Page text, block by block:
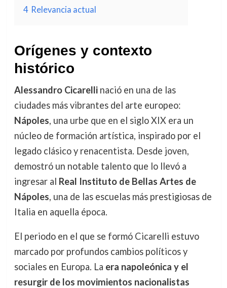
4 Relevancia actual
Orígenes y contexto
histórico
Alessandro Cicarellinació en una de las
ciudades más vibrantes del arte europeo:
Nápoles, una urbe que en el siglo XIX era un
núcleo de formación artística, inspirado por el
legado clásico y renacentista. Desde joven,
demostró un notable talento que lo llevó a
ingresar al Real Instituto de Bellas Artes de
Nápoles, una de las escuelas más prestigiosas de
Italia en aquella época.
El periodo en el que se formó Cicarelli estuvo
marcado por profundos cambios políticos y
sociales en Europa. La era napoleónica y el
resurgir de los movimientos nacionalistas